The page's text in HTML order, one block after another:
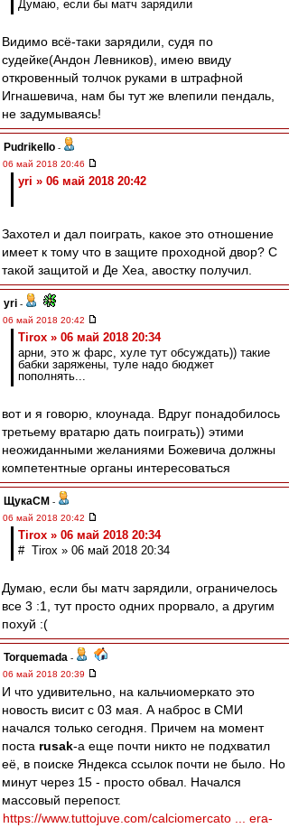
Думаю, если бы матч зарядили
Видимо всё-таки зарядили, судя по
судейке(Андон Левников), имею ввиду
откровенный толчок руками в штрафной
Игнашевича, нам бы тут же влепили пендаль,
не задумываясь!
Pudrikello -
06 май 2018 20:46
yri » 06 май 2018 20:42
Захотел и дал поиграть, какое это отношение
имеет к тому что в защите проходной двор? С
такой защитой и Де Хеа, авостку получил.
yri -
06 май 2018 20:42
Tirox » 06 май 2018 20:34
арни, это ж фарс, хуле тут обсуждать)) такие
бабки заряжены, туле надо бюджет
пополнять...
вот и я говорю, клоунада. Вдруг понадобилось
третьему вратарю дать поиграть)) этими
неожиданными желаниями Божевича должны
компетентные органы интересоваться
ЩукаСМ -
06 май 2018 20:42
Tirox » 06 май 2018 20:34
# Tirox » 06 май 2018 20:34
Думаю, если бы матч зарядили, ограничелось
все 3 :1, тут просто одних прорвало, а другим
похуй :(
Torquemada -
06 май 2018 20:39
И что удивительно, на кальчиомеркато это
новость висит с 03 мая. А наброс в СМИ
начался только сегодня. Причем на момент
поста rusak-а еще почти никто не подхватил
её, в поиске Яндекса ссылок почти не было. Но
минут через 15 - просто обвал. Начался
массовый перепост.
https://www.tuttojuve.com/calciomercato ... era-